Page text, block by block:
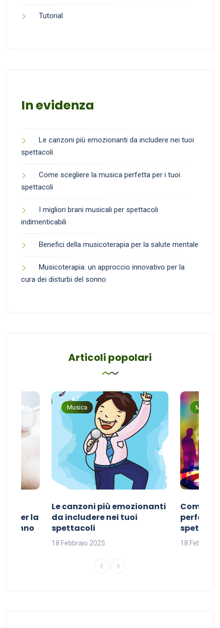
Tutorial
In evidenza
Le canzoni più emozionanti da includere nei tuoi
spettacoli
Come scegliere la musica perfetta per i tuoi
spettacoli
I migliori brani musicali per spettacoli
indimenticabili
Benefici della musicoterapia per la salute mentale
Musicoterapia: un approccio innovativo per la
cura dei disturbi del sonno
Articoli popolari
per la
sonno
Musica
Le canzoni più emozionanti
da includere nei tuoi
spettacoli
18 Febbraio 2025
Musica
Come
perfetta
18 Febbraio